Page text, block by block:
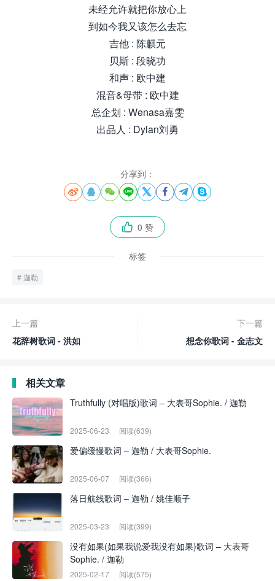
未经允许就把你放心上
到如今我又该怎么去忘
吉他 : 陈麒元
贝斯 : 段晓功
和声 : 欧中建
混音&母带 : 欧中建
总企划 : Wenasa嘉雯
出品人 : Dylan刘勇
分享到：
       
 0 赞
标签
迦勒
上一篇
花辞树歌词 - 洪如
下一篇
想念你歌词 - 金志文
相关文章
Truthfully (对唱版)歌词 – 大表哥Sophie. / 迦勒
2025-06-23 阅读(639)
爱偏缓慢歌词 – 迦勒 / 大表哥Sophie.
2025-06-07 阅读(366)
落日航线歌词 – 迦勒 / 姚佳顺子
2025-03-23 阅读(399)
没有如果(如果我说爱我没有如果)歌词 – 大表哥
Sophie. / 迦勒
2025-02-17 阅读(575)